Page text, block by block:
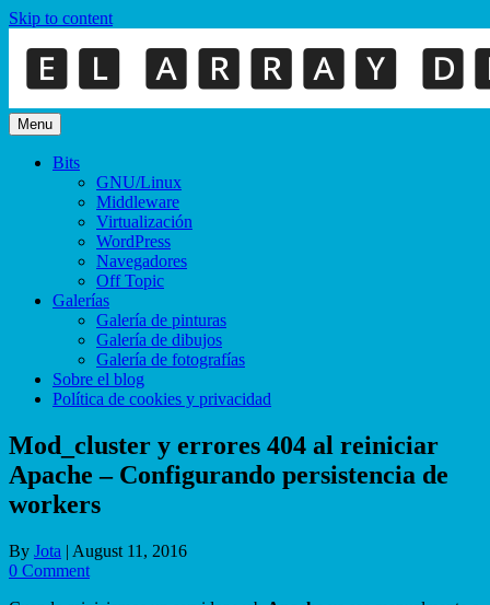
Skip to content
Menu
Bits
GNU/Linux
Middleware
Virtualización
WordPress
Navegadores
Off Topic
Galerías
Galería de pinturas
Galería de dibujos
Galería de fotografías
Sobre el blog
Política de cookies y privacidad
Mod_cluster y errores 404 al reiniciar
Apache – Configurando persistencia de
workers
By Jota | August 11, 2016
0 Comment